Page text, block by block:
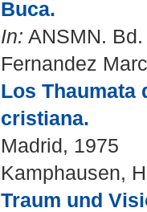
Buca.
In: ANSMN.
Fernandez
Los Thaumata
cristiana.
Madrid, 1975
Kamphausen,
Traum und